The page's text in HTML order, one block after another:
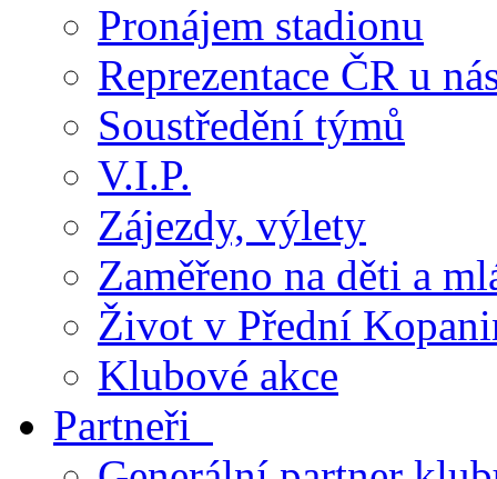
Pronájem stadionu
Reprezentace ČR u
Soustředění týmů
V.I.P.
Zájezdy, výlety
Zaměřeno na děti a
Život v Přední
Klubové akce
Partneři